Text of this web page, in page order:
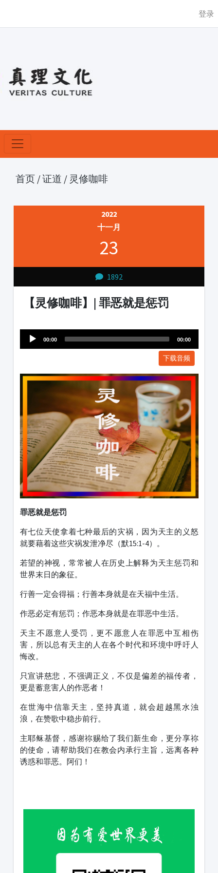
登录
首页 /证道 / 灵修咖啡
2022
十一月
23
1892
【灵修咖啡】| 罪恶就是惩罚
Player
00:00 00:00
下载音频
罪恶就是惩罚
有七位天使拿着七种最后的灾祸，因为天主的义怒
就要藉着这些灾祸发泄净尽（默15:1-4）。
若望的神视，常常被人在历史上解释为天主惩罚和
世界末日的象征。
行善一定会得福；行善本身就是在天福中生活。
作恶必定有惩罚；作恶本身就是在罪恶中生活。
天主不愿意人受罚，更不愿意人在罪恶中互相伤
害，所以总有天主的人在各个时代和环境中呼吁人
悔改。
只宣讲慈悲，不强调正义，不仅是偏差的福传者，
更是蓄意害人的作恶者！
在世海中信靠天主，坚持真道，就会超越黑水浊
浪，在赞歌中稳步前行。
主耶稣基督，感谢祢赐给了我们新生命，更分享祢
的使命，请帮助我们在教会内承行主旨，远离各种
诱惑和罪恶。阿们！